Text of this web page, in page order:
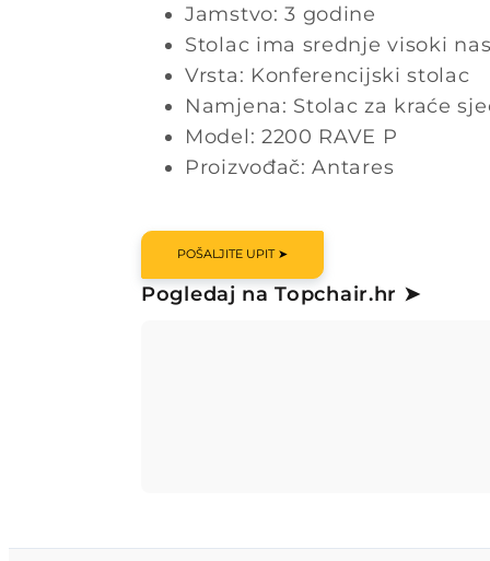
Jamstvo: 3 godine
Stolac ima srednje visoki
Vrsta: Konferencijski stolac
Namjena: Stolac za kraće
Model: 2200 RAVE P
Proizvođač: Antares
POŠALJITE UPIT ➤
Pogledaj na Topchair.hr ➤